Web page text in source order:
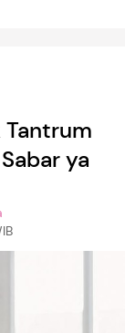
Tantrum
ya